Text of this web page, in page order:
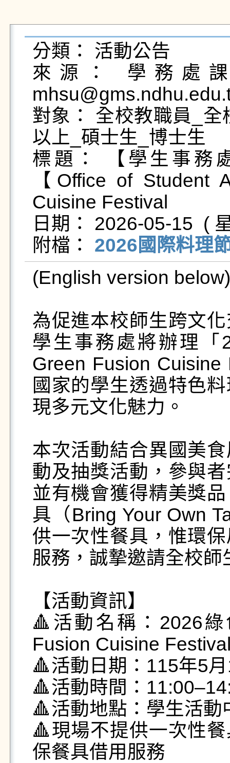
分類： 活動公告
來源： 學務處
對象： 全校教職員_
以上_碩士生_博士生
標題： 【學生事務
【Office of Student
Cuisine Festival
日期： 2026-05-15  (
附檔： 2026國際料理
(English version below)
為促進本校師生跨文
學生事務處將辦理「
Green Fusion
國家的學生透過特色
現多元文化魅力。
本次活動結合異國美
動及抽獎活動，參與
並有機會獲得精美獎
具（Bring Your Own
供一次性餐具，惟環
服務，誠摯邀請全校
【活動資訊】
🔺活動名稱：2026
Fusion Cuisine
🔺活動日期：115年5
🔺活動時間：
🔺活動地點：學生活動
🔺現場不提供一次性
保餐具借用服務